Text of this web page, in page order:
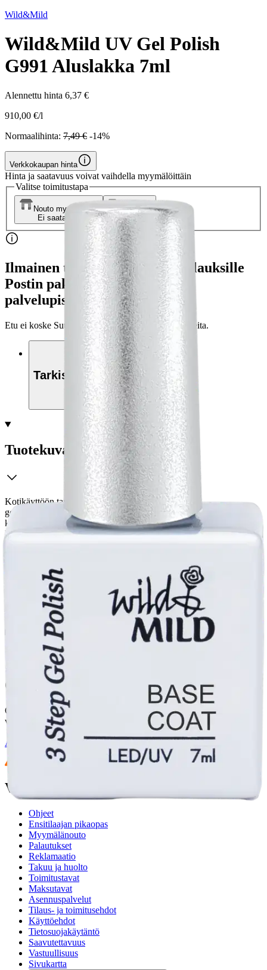
Wild&Mild
Wild&Mild UV Gel Polish
G991 Aluslakka 7ml
Alennettu hinta 6,37 €
910,00 €/l
Normaalihinta: 7,49 € -14%
Verkkokaupan hinta
Hinta ja saatavuus voivat vaihdella myymälöittäin
Valitse toimitustapa
Nouto myymälästä
Ei saatavilla
Toimitus
Ei saatavilla
Ilmainen toimitus yli 100 €:n tilauksille
Postin pakettiautomaattiin tai
palvelupisteeseen!
Etu ei koske Suuri‑lisäpalvelulla toimitettavia tuotteita.
Tarkista myymäläsaatavuus
Tuotekuvaus
Kotikäyttöön tarkoitettu kolmivaiheinen UV-
geelilakkausmenetelmä. Kynnen pintaa ei tarvitse viilata tai
karhentaa ennen käyttöä. Erittäin kiiltävä lopputulos, joka kestää
kynnellä pitkään. Lakkaus on poistettavissa helposti ja
Ominaisuudet
Käyttöturvallisuus
Oletko tyytyväinen tuotetietoihin?
Ovatko tuotetiedot riittävät? Jos tuotetiedoissa on puutteita tai niitä
voisi muuten parantaa, anna palautetta.
Anna palautetta, Avautuu uuteen välilehteen
Verkkokauppa
Ohjeet
Ensitilaajan pikaopas
Myymälänouto
Palautukset
Reklamaatio
Takuu ja huolto
Toimitustavat
Maksutavat
Asennuspalvelut
Tilaus- ja toimitusehdot
Käyttöehdot
Tietosuojakäytäntö
Saavutettavuus
Vastuullisuus
Sivukartta